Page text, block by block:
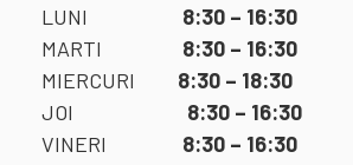
LUNI 8:30 – 16:30
MARTI 8:30 – 16:30
MIERCURI 8:30 – 18:30
JOI 8:30 – 16:30
VINERI 8:30 – 16:30